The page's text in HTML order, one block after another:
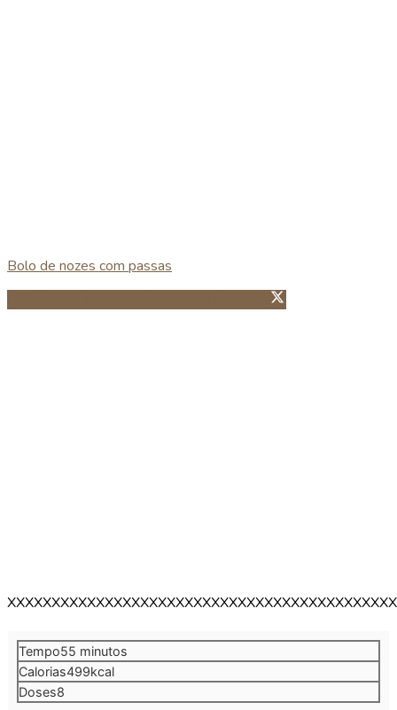
Bolo de nozes com passas
Guardar no Pinterest
Tempo55 minutos
minutos
Calorias499kcal
Doses8